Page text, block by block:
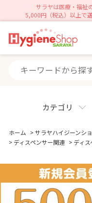
サラヤは医療・福祉
5,000円（税込）以上で
カテゴリ
ホーム >サラヤハイジーンシ
> ディスペンサー関連 > ディ